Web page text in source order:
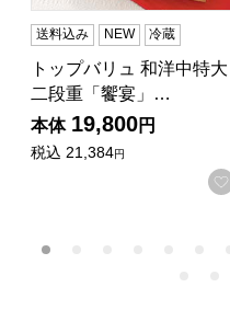
送料込み NEW 冷蔵
トップバリュ 和洋中特大
二段重「饗宴」…
本体 19,800円
税込 21,384円